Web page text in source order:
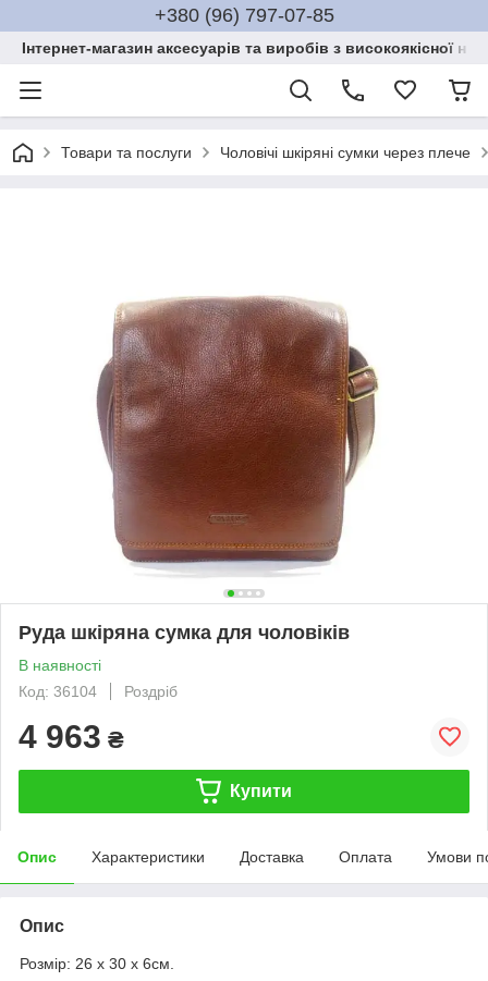
+380 (96) 797-07-85
Інтернет-магазин аксесуарів та виробів з високоякісної
Товари та послуги Чоловічі шкіряні сумки через плече
Руда шкіряна сумка для чоловіків
В наявності
Код: 36104
Роздріб
4 963 ₴
Купити
Опис Характеристики Доставка Оплата Умови
Опис
Розмір: 26 x 30 x 6см.